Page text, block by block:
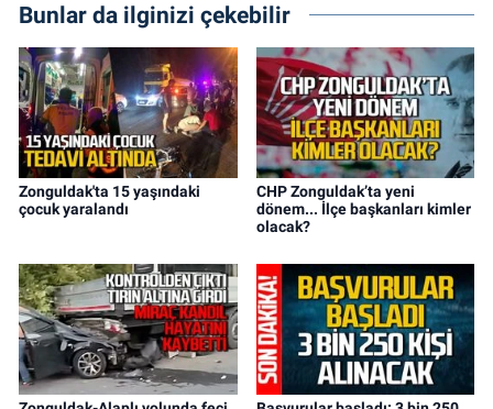
Bunlar da ilginizi çekebilir
Zonguldak'ta 15 yaşındaki
çocuk yaralandı
CHP Zonguldak’ta yeni
dönem... İlçe başkanları kimler
olacak?